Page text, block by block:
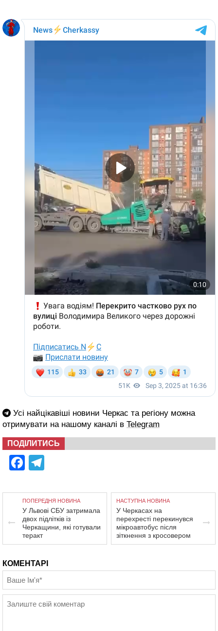
Усі найцікавіші новини Черкас та регіону можна
отримувати на нашому каналі в Telegram
ПОДІЛИТИСЬ
Facebook
ПОПЕРЕДНЯ НОВИНА
У Львові СБУ затримала
двох підлітків із
Черкащини, які готували
теракт
НАСТУПНА НОВИНА
У Черкасах на
перехресті перекинувся
мікроавтобус після
зіткнення з кросовером
КОМЕНТАРІ